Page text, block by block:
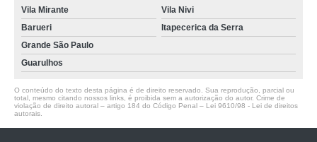
Vila Mirante
Vila Nivi
Barueri
Itapecerica da Serra
Grande São Paulo
Guarulhos
O conteúdo do texto desta página é de direito reservado. Sua reprodução, parcial ou
total, mesmo citando nossos links, é proibida sem a autorização do autor. Crime de
violação de direito autoral – artigo 184 do Código Penal – Lei 9610/98 - Lei de direitos
autorais